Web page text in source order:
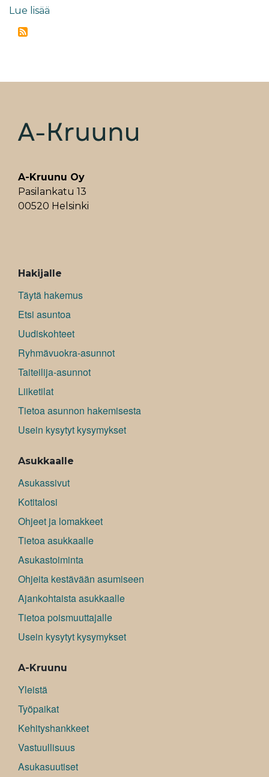
Lue lisää
A-Kruunu Oy
Pasilankatu 13
00520 Helsinki
ALAVALIKKO
Hakijalle
Täytä hakemus
Etsi asuntoa
Uudiskohteet
Ryhmävuokra-asunnot
Taiteilija-asunnot
Liiketilat
Tietoa asunnon hakemisesta
Usein kysytyt kysymykset
Asukkaalle
Asukassivut
Kotitalosi
Ohjeet ja lomakkeet
Tietoa asukkaalle
Asukastoiminta
Ohjeita kestävään asumiseen
Ajankohtaista asukkaalle
Tietoa poismuuttajalle
Usein kysytyt kysymykset
A-Kruunu
Yleistä
Työpaikat
Kehityshankkeet
Vastuullisuus
Asukasuutiset